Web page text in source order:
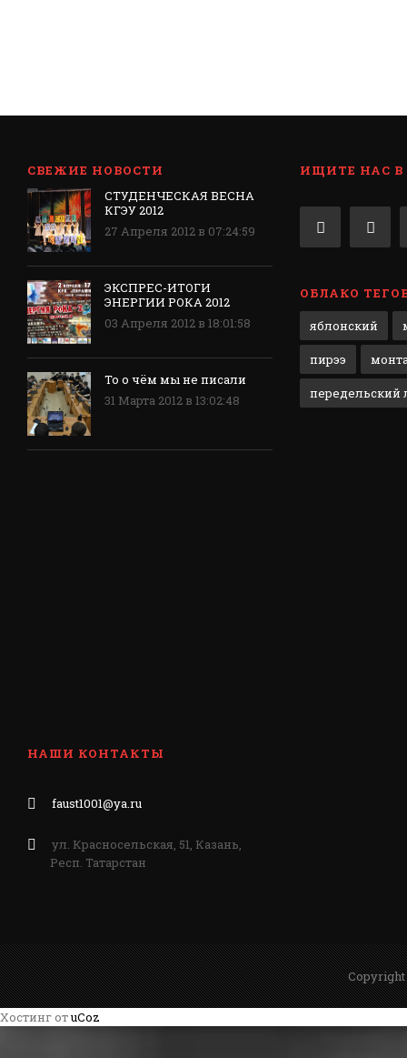
СВЕЖИЕ НОВОСТИ
СТУДЕНЧЕСКАЯ ВЕСНА
КГЭУ 2012
27 Апреля 2012 в 07:24:59
ЭКСПРЕС-ИТОГИ
ЭНЕРГИИ РОКА 2012
03 Апреля 2012 в 18:01:58
То о чём мы не писали
31 Марта 2012 в 13:02:48
ИЩИТЕ НАС В
ОБЛАКО
яблонский
пирээ
передельский
НАШИ КОНТАКТЫ
faust1001@ya.ru
ул. Красносельская, 51, Казань,
Респ. Татарстан
Хостинг отuCoz